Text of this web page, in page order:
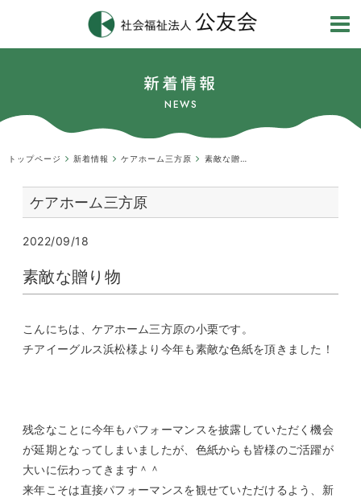
新着情報
NEWS
トップページ 新着情報 ケアホーム三方原
ケアホーム三方原
2022/09/18
素敵な贈り物
こんにちは、ケアホーム三方原の小栗です。
チアイーグルス浜松様より今年も素敵な色紙を頂きました！
残念なことに今年もパフォーマンスを披露していただく機会
が延期となってしまいましたが、色紙からも皆様のご活躍が
大いに伝わってきます＾＾
来年こそは直接パフォーマンスを観せていただけるよう、新